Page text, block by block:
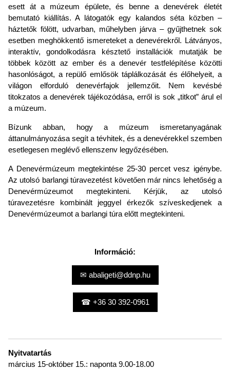
esett át a múzeum épülete, és benne a denevérek életét
bemutató kiállítás. A látogatók egy kalandos séta közben –
háztetők fölött, udvarban, műhelyben járva – gyűjthetnek sok
esetben meghökkentő ismereteket a denevérekről. Látványos,
interaktív, gondolkodásra késztető installációk mutatják be
többek között az ember és a denevér testfelépítése közötti
hasonlóságot, a repülő emlősök táplálkozását és élőhelyeit, a
világon elforduló denevérfajok jellemzőit. Nem kevésbé
titokzatos a denevérek tájékozódása, erről is sok „titkot” árul el
a múzeum.
Bízunk abban, hogy a múzeum ismeretanyagának
áttanulmányozása segít a tévhitek, és a denevérekkel szemben
esetlegesen meglévő ellenszenv legyőzésében.
A Denevérmúzeum megtekintése 25-30 percet vesz igénybe.
Az utolsó barlangi túravezetést követően már nincs lehetőség a
Denevérmúzeumot megtekinteni. Kérjük, az utolsó
túravezetésre kombinált jeggyel érkezők szíveskedjenek a
Denevérmúzeumot a barlangi túra előtt megtekinteni.
Információ:
✉ abaligeti@ddnp.hu
☎ +36 30 392-0961
Nyitvatartás
március 15-október 15.: naponta 9.00-18.00